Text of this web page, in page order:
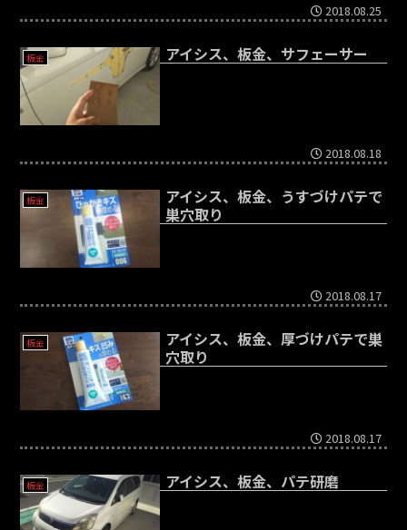
2018.08.25
板金 アイシス、板金、サフェーサー
2018.08.18
板金
アイシス、板金、うすづけパテで
巣穴取り
2018.08.17
板金
アイシス、板金、厚づけパテで巣
穴取り
2018.08.17
板金 アイシス、板金、パテ研磨